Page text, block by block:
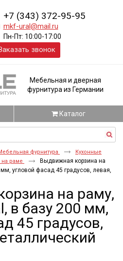
+7 (343) 372-95-95
mkf-ural@mail.ru
Пн-Пт: 10:00-17:00
звонок
Мебельная и дверная
фурнитура из Германии
Каталог
фурнитура
Кухонные
раме
Выдвижная корзина на
угловой фасад 45 градусов, левая,
на раму,
в базу 200 мм,
45 градусов,